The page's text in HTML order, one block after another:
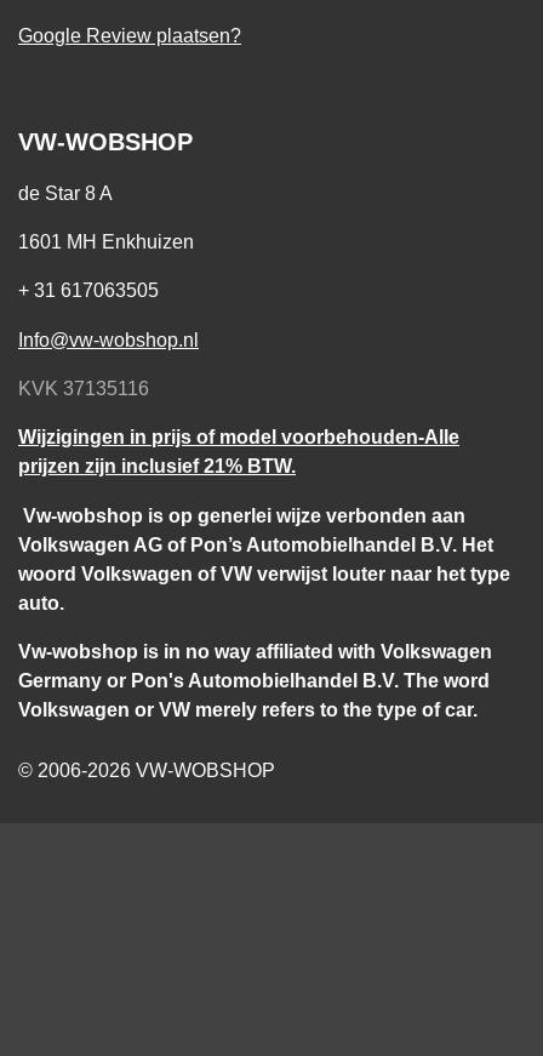
Google Review plaatsen?
VW-WOBSHOP
de Star 8 A
1601 MH Enkhuizen
+ 31 617063505
Info@vw-wobshop.nl
KVK 37135116
Wijzigingen in prijs of model voorbehouden-Alle
prijzen zijn inclusief 21% BTW.
Vw-wobshop is op generlei wijze verbonden aan
Volkswagen AG of Pon’s Automobielhandel B.V. Het
woord Volkswagen of VW verwijst louter naar het type
auto.
Vw-wobshop is in no way affiliated with Volkswagen
Germany or Pon's Automobielhandel B.V. The word
Volkswagen or VW merely refers to the type of car.
© 2006-2026 VW-WOBSHOP